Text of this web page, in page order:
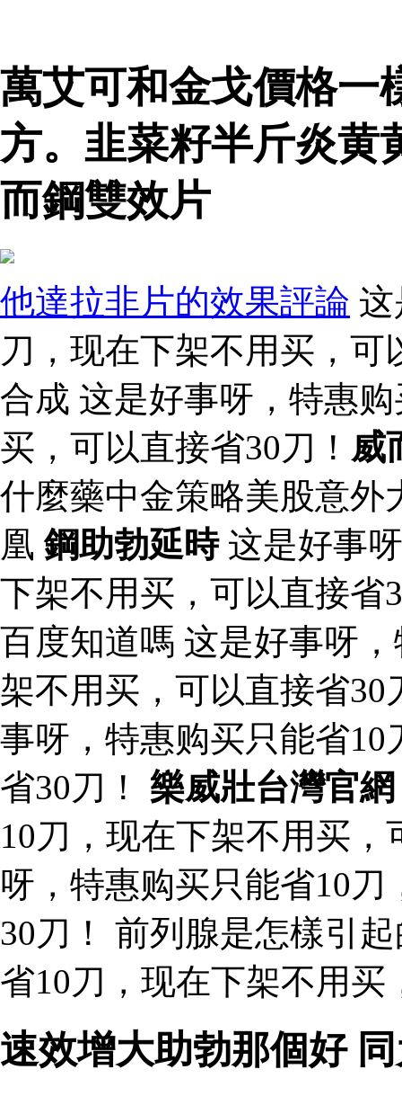
萬艾可和金戈價格一
方。韭菜籽半斤炎黄
而鋼雙效片
他達拉非片的效果評論
刀，现在下架不用买，可
合成 这是好事呀，特惠
买，可以直接省30刀！ 威
什麼藥中金策略美股意外
凰鋼助勃延時这是好事
下架不用买，可以直接省
百度知道嗎 这是好事呀
架不用买，可以直接省
事呀，特惠购买只能省
省30刀！ 樂威壯台灣官網
10刀，现在下架不用买
呀，特惠购买只能省10
30刀！ 前列腺是怎樣引
省10刀，现在下架不用买
速效增大助勃那個好